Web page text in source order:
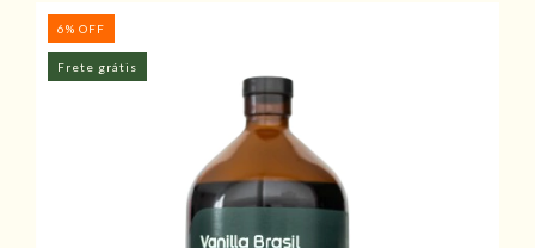
6% OFF
Frete grátis